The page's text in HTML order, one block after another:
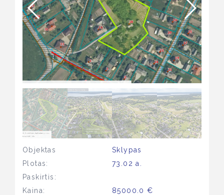
Objektas
Sklypas
Plotas:
73.02 a.
Paskirtis:
Kaina:
85000.0 €